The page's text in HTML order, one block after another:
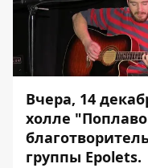
Вчера, 14
холле
группы Epolets.